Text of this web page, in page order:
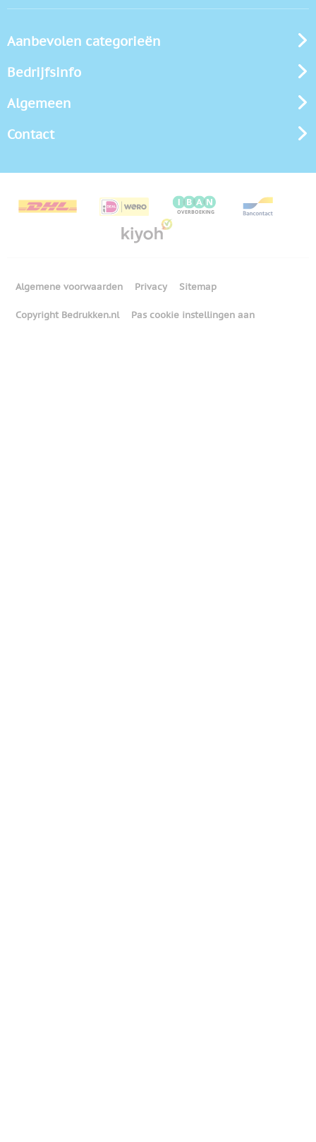
Aanbevolen categorieën
Bedrijfsinfo
Algemeen
Contact
Algemene voorwaarden Privacy Sitemap
Copyright Bedrukken.nl Pas cookie instellingen aan